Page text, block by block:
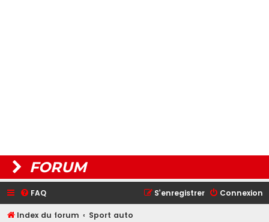
FORUM
FAQ Connexion
S’enregistrer
Index du forum Sport auto